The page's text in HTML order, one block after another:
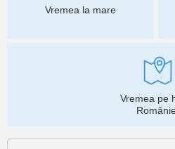
Vremea la mare
Vremea pe